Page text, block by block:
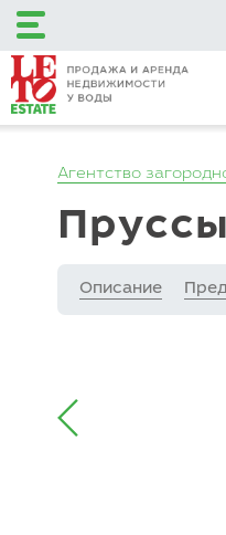
+7 (495) 120-12-48
+7 (499) 110-16-34
Объекты на карте
Городская
Агентство
Пруссы
Описание